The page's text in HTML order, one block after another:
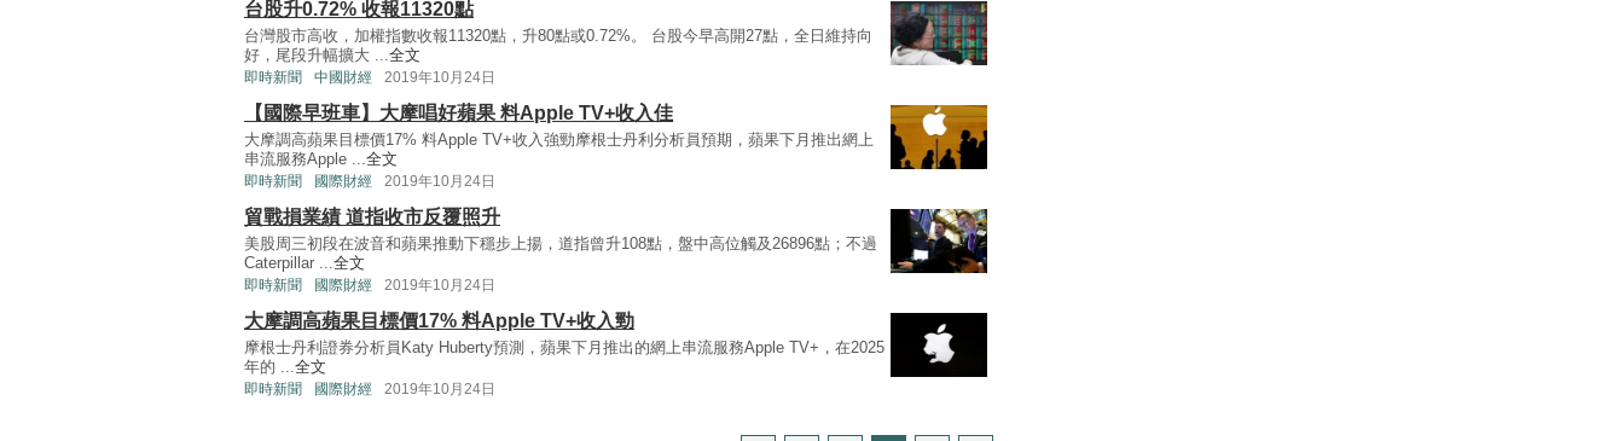
台股升0.72% 收報11320點
台灣股市高收，加權指數收報11320點，升80點或0.72%。 台股今早高開27點，全日維持向
好，尾段升幅擴大 ...全文
即時新聞 中國財經 2019年10月24日
【國際早班車】大摩唱好蘋果 料Apple TV+收入佳
大摩調高蘋果目標價17% 料Apple TV+收入強勁摩根士丹利分析員預期，蘋果下月推出網上
串流服務Apple ...全文
即時新聞 國際財經 2019年10月24日
貿戰損業績 道指收市反覆照升
美股周三初段在波音和蘋果推動下穩步上揚，道指曾升108點，盤中高位觸及26896點；不過
Caterpillar ...全文
即時新聞 國際財經 2019年10月24日
大摩調高蘋果目標價17% 料Apple TV+收入勁
摩根士丹利證券分析員Katy Huberty預測，蘋果下月推出的網上串流服務Apple TV+，在2025
年的 ...全文
即時新聞 國際財經 2019年10月24日